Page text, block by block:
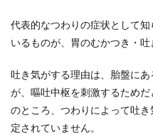
代表的なつわりの症状として知
いるものが、胃のむかつき・吐
吐き気がする理由は、胎盤に
が、嘔吐中枢を刺激するため
のところ、つわりによって吐
定されていません。